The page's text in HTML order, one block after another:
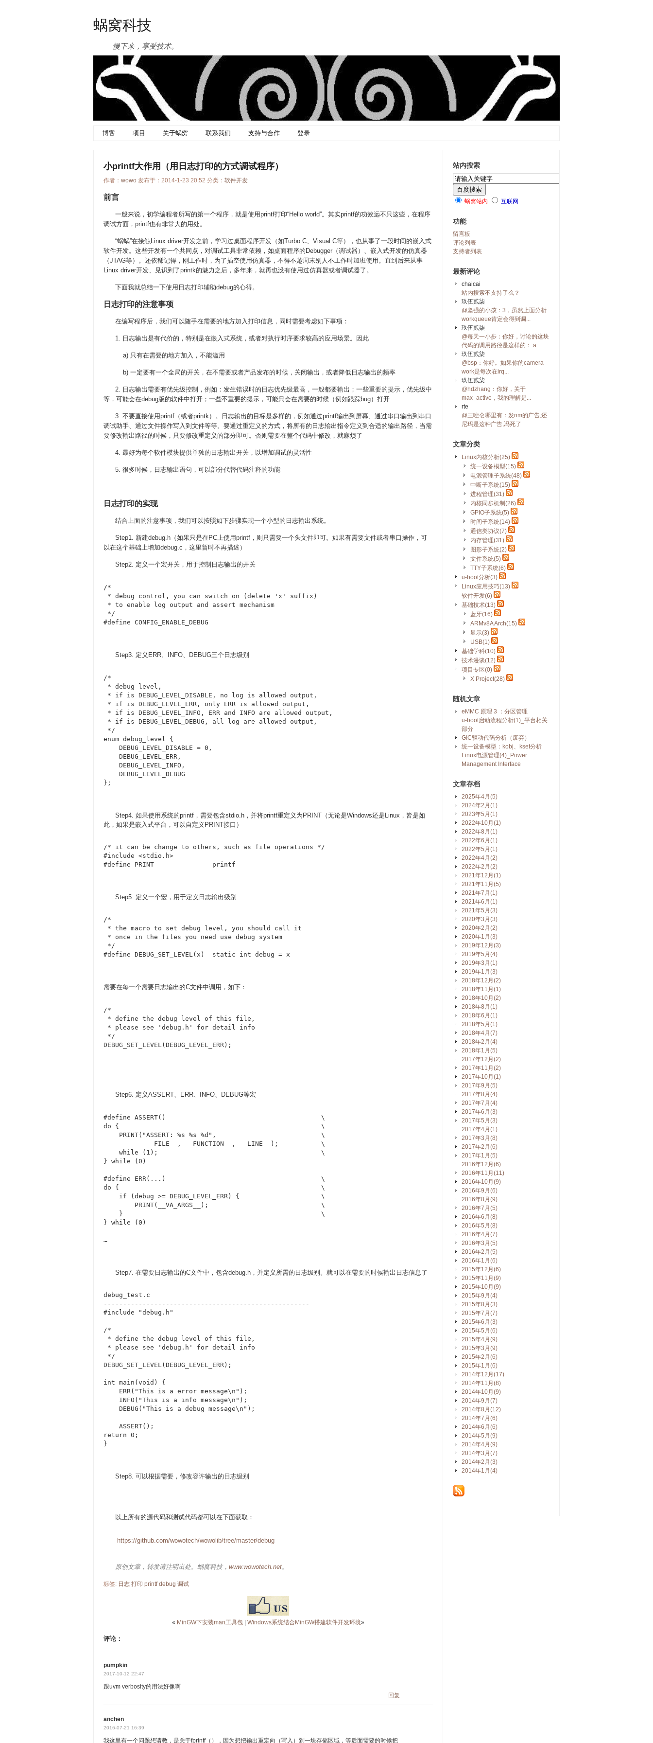
蜗窝科技
慢下来，享受技术。
博客 项目 关于蜗窝 联系我们 支持与合作 登录
小printf大作用（用日志打印的方式调试程序）
作者： wowo 发布于：2014-1-23 20:52 分类： 软件开发
前言
一般来说，初学编程者所写的第一个程序，就是使用printf打印“Hello world”。其实printf的功效远不只这些，在程序
调试方面，printf也有非常大的用处。
“蜗蜗”在接触Linux driver开发之前，学习过桌面程序开发（如Turbo C、Visual C等），也从事了一段时间的嵌入式
软件开发。这些开发有一个共同点，对调试工具非常依赖，如桌面程序的Debugger（调试器）、嵌入式开发的仿真器
（JTAG等）。还依稀记得，刚工作时，为了插空使用仿真器，不得不趁周末别人不工作时加班使用。直到后来从事
Linux driver开发、见识到了printk的魅力之后，多年来，就再也没有使用过仿真器或者调试器了。
下面我就总结一下使用日志打印辅助debug的心得。
日志打印的注意事项
在编写程序后，我们可以随手在需要的地方加入打印信息，同时需要考虑如下事项：
1. 日志输出是有代价的，特别是在嵌入式系统，或者对执行时序要求较高的应用场景。因此
a) 只有在需要的地方加入，不能滥用
b) 一定要有一个全局的开关，在不需要或者产品发布的时候，关闭输出，或者降低日志输出的频率
2. 日志输出需要有优先级控制，例如：发生错误时的日志优先级最高，一般都要输出；一些重要的提示，优先级中
等，可能会在debug版的软件中打开；一些不重要的提示，可能只会在需要的时候（例如跟踪bug）打开
3. 不要直接使用printf（或者printk）。日志输出的目标是多样的，例如通过printf输出到屏幕、通过串口输出到串口
调试助手、通过文件操作写入到文件等等。要通过重定义的方式，将所有的日志输出指令定义到合适的输出路径，当需
要修改输出路径的时候，只要修改重定义的部分即可。否则需要在整个代码中修改，就麻烦了
4. 最好为每个软件模块提供单独的日志输出开关，以增加调试的灵活性
5. 很多时候，日志输出语句，可以部分代替代码注释的功能
日志打印的实现
结合上面的注意事项，我们可以按照如下步骤实现一个小型的日志输出系统。
Step1. 新建debug.h（如果只是在PC上使用printf，则只需要一个头文件即可。如果有需要文件或者串口操作，可
以在这个基础上增加debug.c，这里暂时不再描述）
Step2. 定义一个宏开关，用于控制日志输出的开关
/*
* debug control, you can switch on (delete 'x' suffix)
* to enable log output and assert mechanism
*/
#define CONFIG_ENABLE_DEBUG
Step3. 定义ERR、INFO、DEBUG三个日志级别
/*
* debug level,
* if is DEBUG_LEVEL_DISABLE, no log is allowed output,
* if is DEBUG_LEVEL_ERR, only ERR is allowed output,
* if is DEBUG_LEVEL_INFO, ERR and INFO are allowed output,
* if is DEBUG_LEVEL_DEBUG, all log are allowed output,
*/
enum debug_level {
    DEBUG_LEVEL_DISABLE = 0,
    DEBUG_LEVEL_ERR,
    DEBUG_LEVEL_INFO,
    DEBUG_LEVEL_DEBUG
};
Step4. 如果使用系统的printf，需要包含stdio.h，并将printf重定义为PRINT（无论是Windows还是Linux，皆是如
此，如果是嵌入式平台，可以自定义PRINT接口）
/* it can be change to others, such as file operations */
#include <stdio.h>
#define PRINT               printf
Step5. 定义一个宏，用于定义日志输出级别
/*
* the macro to set debug level, you should call it
* once in the files you need use debug system
*/
#define DEBUG_SET_LEVEL(x)  static int debug = x
需要在每一个需要日志输出的C文件中调用，如下：
/*
* define the debug level of this file,
* please see 'debug.h' for detail info
*/
DEBUG_SET_LEVEL(DEBUG_LEVEL_ERR);
Step6. 定义ASSERT、ERR、INFO、DEBUG等宏
#define ASSERT()                                        \
do {                                                    \
    PRINT("ASSERT: %s %s %d",                           \
           __FILE__, __FUNCTION__, __LINE__);           \
    while (1);                                          \
} while (0)
#define ERR(...)                                        \
do {                                                    \
    if (debug >= DEBUG_LEVEL_ERR) {                     \
        PRINT(__VA_ARGS__);                             \
    }                                                   \
} while (0)
…
Step7. 在需要日志输出的C文件中，包含debug.h，并定义所需的日志级别。就可以在需要的时候输出日志信息了
debug_test.c
-----------------------------------------------------
#include "debug.h"
/*
* define the debug level of this file,
* please see 'debug.h' for detail info
*/
DEBUG_SET_LEVEL(DEBUG_LEVEL_ERR);
int main(void) {
    ERR("This is a error message\n");
    INFO("This is a info message\n");
    DEBUG("This is a debug message\n");
    ASSERT();
return 0;
}
Step8. 可以根据需要，修改容许输出的日志级别
以上所有的源代码和测试代码都可以在下面获取：
https://github.com/wowotech/wowolib/tree/master/debug
原创文章，转发请注明出处。蜗窝科技， www.wowotech.net。
标签: 日志 打印 printf debug 调试
« MinGW下安装man工具包 Windows系统结合MinGW搭建软件开发环境»
评论：
pumpkin
2017-10-12 22:47
跟uvm verbosity的用法好像啊
回复
anchen
2016-07-21 16:39
我这里有一个问题想请教，是关于fprintf（），因为想把输出重定向（写入）到一块存储区域，等后面需要的时候把
站内搜索
蜗窝站内 互联网
功能
留言板
评论列表
支持者列表
最新评论
chaicai
站内搜索不支持了么？
玖伍贰柒
@坚强的小孩：3，虽然上面分析
workqueue肯定会得到调...
玖伍贰柒
@每天一小步：你好，讨论的这块
代码的调用路径是这样的： a...
玖伍贰柒
@bsp：你好。如果你的camera
work是每次在irq...
玖伍贰柒
@hdzhang：你好，关于
max_active，我的理解是...
rte
@三唑仑哪里有：发nm的广告,还
尼玛是这种广告,冯死了
文章分类
Linux内核分析(25)
统一设备模型(15)
电源管理子系统(48)
中断子系统(15)
进程管理(31)
内核同步机制(26)
GPIO子系统(5)
时间子系统(14)
通信类协议(7)
内存管理(31)
图形子系统(2)
文件系统(5)
TTY子系统(6)
u-boot分析(3)
Linux应用技巧(13)
软件开发(6)
基础技术(13)
蓝牙(16)
ARMv8A Arch(15)
显示(3)
USB(1)
基础学科(10)
技术漫谈(12)
项目专区(0)
X Project(28)
随机文章
eMMC 原理 3 ：分区管理
u-boot启动流程分析(1)_平台相关
部分
GIC驱动代码分析（废弃）
统一设备模型：kobj、kset分析
Linux电源管理(4)_Power
Management Interface
文章存档
2025年4月(5)
2024年2月(1)
2023年5月(1)
2022年10月(1)
2022年8月(1)
2022年6月(1)
2022年5月(1)
2022年4月(2)
2022年2月(2)
2021年12月(1)
2021年11月(5)
2021年7月(1)
2021年6月(1)
2021年5月(3)
2020年3月(3)
2020年2月(2)
2020年1月(3)
2019年12月(3)
2019年5月(4)
2019年3月(1)
2019年1月(3)
2018年12月(2)
2018年11月(1)
2018年10月(2)
2018年8月(1)
2018年6月(1)
2018年5月(1)
2018年4月(7)
2018年2月(4)
2018年1月(5)
2017年12月(2)
2017年11月(2)
2017年10月(1)
2017年9月(5)
2017年8月(4)
2017年7月(4)
2017年6月(3)
2017年5月(3)
2017年4月(1)
2017年3月(8)
2017年2月(6)
2017年1月(5)
2016年12月(6)
2016年11月(11)
2016年10月(9)
2016年9月(6)
2016年8月(9)
2016年7月(5)
2016年6月(8)
2016年5月(8)
2016年4月(7)
2016年3月(5)
2016年2月(5)
2016年1月(6)
2015年12月(6)
2015年11月(9)
2015年10月(9)
2015年9月(4)
2015年8月(3)
2015年7月(7)
2015年6月(3)
2015年5月(6)
2015年4月(9)
2015年3月(9)
2015年2月(6)
2015年1月(6)
2014年12月(17)
2014年11月(8)
2014年10月(9)
2014年9月(7)
2014年8月(12)
2014年7月(6)
2014年6月(6)
2014年5月(9)
2014年4月(9)
2014年3月(7)
2014年2月(3)
2014年1月(4)